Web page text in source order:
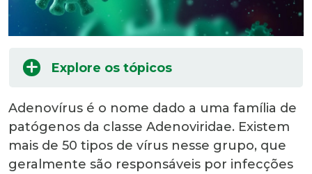
Explore os tópicos
Adenovírus é o nome dado a uma família de
patógenos da classe Adenoviridae. Existem
mais de 50 tipos de vírus nesse grupo, que
geralmente são responsáveis por infecções